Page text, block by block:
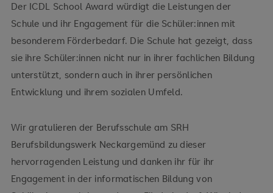
Der ICDL School Award würdigt die Leistungen der
Schule und ihr Engagement für die Schüler:innen mit
besonderem Förderbedarf. Die Schule hat gezeigt, dass
sie ihre Schüler:innen nicht nur in ihrer fachlichen Bildung
unterstützt, sondern auch in ihrer persönlichen
Entwicklung und ihrem sozialen Umfeld.
Wir gratulieren der Berufsschule am SRH
Berufsbildungswerk Neckargemünd zu dieser
hervorragenden Leistung und danken ihr für ihr
Engagement in der informatischen Bildung von